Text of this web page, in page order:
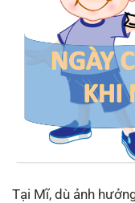
Tại Mĩ, dù ảnh